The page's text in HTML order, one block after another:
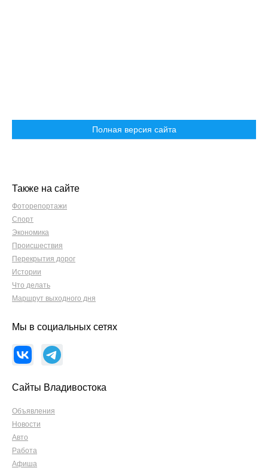
Полная версия сайта
Также на сайте
Фоторепортажи
Спорт
Экономика
Происшествия
Перекрытия дорог
Истории
Что делать
Маршрут выходного дня
Мы в социальных сетях
Сайты Владивостока
Объявления
Новости
Авто
Работа
Афиша